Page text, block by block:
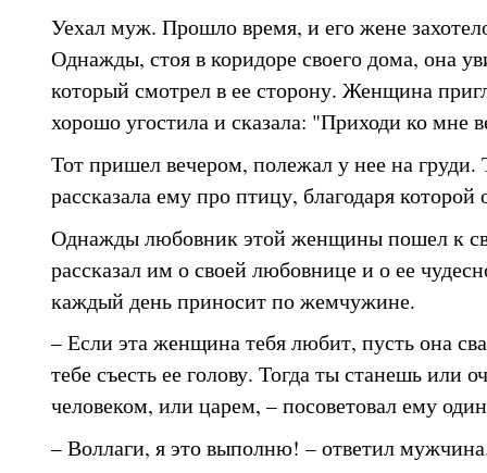
Уехал муж. Прошло время, и его жене
Однажды, стоя в коридоре своего дома, она
который смотрел в ее сторону. Женщина
хорошо угостила и сказала: "Приходи ко мне
Тот пришел вечером, полежал у нее на
рассказала ему про птицу, благодаря которой
Однажды любовник этой женщины пошел к
рассказал им о своей любовнице и о ее
каждый день приносит по жемчужине.
– Если эта женщина тебя любит, пусть она
тебе съесть ее голову. Тогда ты станешь или
человеком, или царем, – посоветовал ему
– Воллаги, я это выполню! – ответил